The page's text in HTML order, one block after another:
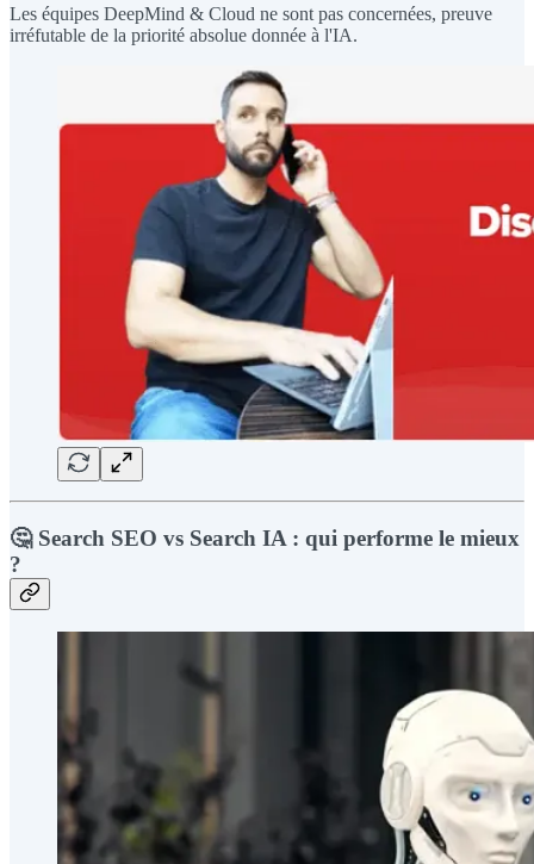
Les équipes DeepMind & Cloud ne sont pas concernées, preuve
irréfutable de la priorité absolue donnée à l'IA.
🤔 Search SEO vs Search IA : qui performe le mieux
?